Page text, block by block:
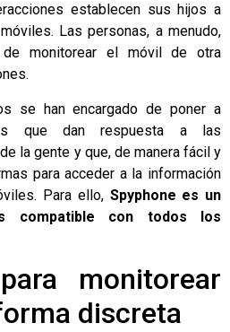
establecen sus hijos a
Las personas, a menudo,
monitorear el móvil de otra
se han encargado de poner a
que dan respuesta a las
la gente y que, de manera fácil y
para acceder a la información
Para ello, Spyphone es un
compatible con todos los
monitorear
discreta